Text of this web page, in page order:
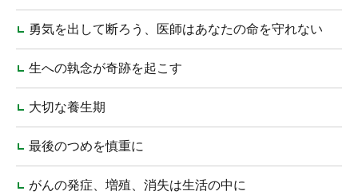
勇気を出して断ろう、医師はあなたの命を守れない
生への執念が奇跡を起こす
大切な養生期
最後のつめを慎重に
がんの発症、増殖、消失は生活の中に